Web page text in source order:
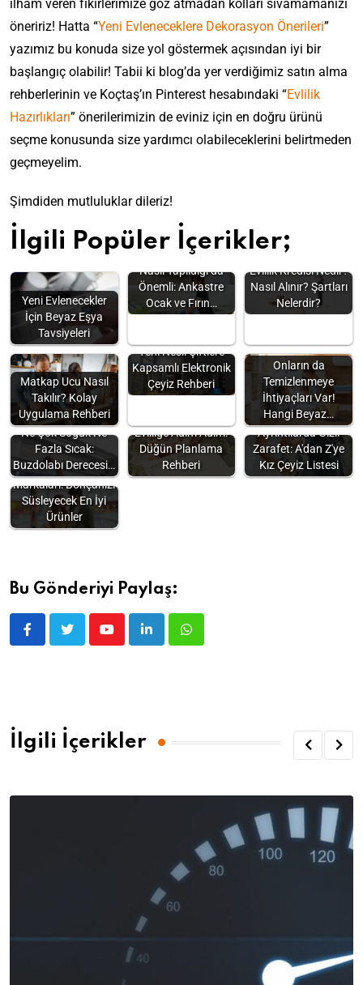
ilham veren fikirlerimize göz atmadan kolları sıvamamanızı
öneririz! Hatta “Yeni Evleneceklere Dekorasyon Önerileri”
yazımız bu konuda size yol göstermek açısından iyi bir
başlangıç olabilir! Tabii ki blog’da yer verdiğimiz satın alma
rehberlerinin ve Koçtaş’ın Pinterest hesabındaki “Evlilik
Hazırlıkları” önerilerimizin de eviniz için en doğru ürünü
seçme konusunda size yardımcı olabileceklerini belirtmeden
geçmeyelim.
Şimdiden mutluluklar dileriz!
İlgili Popüler İçerikler;
Yeni Evlenecekler
İçin Beyaz Eşya
Tavsiyeleri
Nasıl Yapıldığı da
Önemli: Ankastre
Ocak ve Fırın…
Evlilik Kredisi Nedir?
Nasıl Alınır? Şartları
Nelerdir?
Matkap Ucu Nasıl
Takılır? Kolay
Uygulama Rehberi
Yeni Nesil Çiftlere
Kapsamlı Elektronik
Çeyiz Rehberi
Onların da
Temizlenmeye
İhtiyaçları Var!
Hangi Beyaz…
Ne Çok Soğuk Ne
Fazla Sıcak:
Buzdolabı Derecesi…
Evliliğe Adım Adım:
Düğün Planlama
Rehberi
Ayrıntılarda Gizli
Zarafet: A'dan Z'ye
Kız Çeyiz Listesi
En İyi Çeyiz
Markaları: Bohçanızı
Süsleyecek En İyi
Ürünler
Bu Gönderiyi Paylaş:
İlgili İçerikler